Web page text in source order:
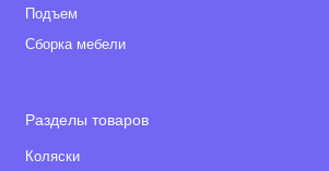
Подъем
Сборка мебели
Разделы товаров
Коляски